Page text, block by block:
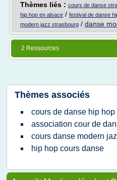
Thèmes liés : cours de danse
hip hop en alsace / festival de danse
modern jazz strasbourg / danse
2 Ressources
Thèmes associés
cours de danse hip
association cour de
cours danse modern
hip hop cours danse